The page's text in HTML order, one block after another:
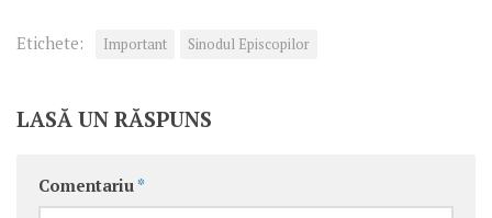
Etichete: Important Sinodul Episcopilor
LASĂ UN RĂSPUNS
Comentariu *